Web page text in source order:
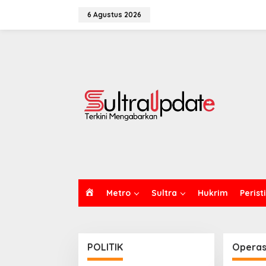
6 Agustus 2026
Metro Sultra Hukrim
POLITIK